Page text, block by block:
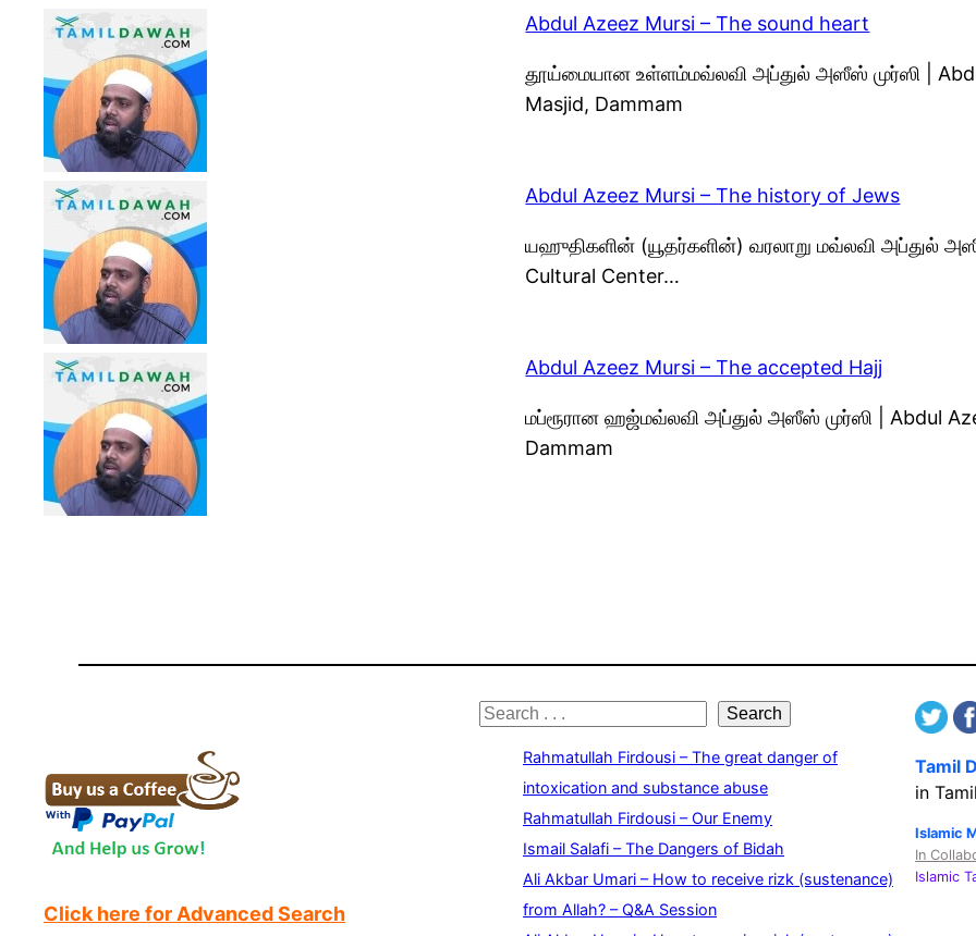
Abdul Azeez Mursi – The sound heart
தூய்மையான உள்ளம்மவ்லவி அப்துல் அஸீஸ் முர்ஸி |
Masjid, Dammam
Abdul Azeez Mursi – The history of Jews
யஹுதிகளின் (யூதர்களின்) வரலாறு மவ்லவி அப்துல்
Cultural Center…
Abdul Azeez Mursi – The accepted Hajj
மப்ரூரான ஹஜ்மவ்லவி அப்துல் அஸீஸ் முர்ஸி | Abdul
Dammam
Click here for Advanced Search
S
Search
Rahmatullah Firdousi – The great danger of
intoxication and substance abuse
Rahmatullah Firdousi – Our Enemy
Ismail Salafi – The Dangers of Bidah
Ali Akbar Umari – How to receive rizk (sustenance)
from Allah? – Q&A Session
Tamil
in Tamil
Islamic
In
Islamic